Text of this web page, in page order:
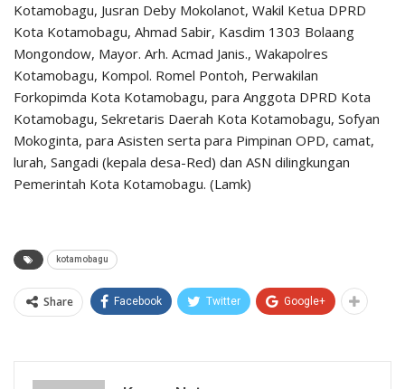
Kotamobagu, Jusran Deby Mokolanot, Wakil Ketua DPRD
Kota Kotamobagu, Ahmad Sabir, Kasdim 1303 Bolaang
Mongondow, Mayor. Arh. Acmad Janis., Wakapolres
Kotamobagu, Kompol. Romel Pontoh, Perwakilan
Forkopimda Kota Kotamobagu, para Anggota DPRD Kota
Kotamobagu, Sekretaris Daerah Kota Kotamobagu, Sofyan
Mokoginta, para Asisten serta para Pimpinan OPD, camat,
lurah, Sangadi (kepala desa-Red) dan ASN dilingkungan
Pemerintah Kota Kotamobagu. (Lamk)
kotamobagu
Share Facebook Twitter Google+